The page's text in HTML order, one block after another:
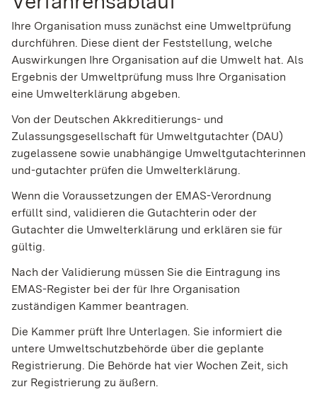
Ihre Organisation muss zunächst eine Umweltprüfung
durchführen. Diese dient der Feststellung, welche
Auswirkungen Ihre Organisation auf die Umwelt hat. Als
Ergebnis der Umweltprüfung muss Ihre Organisation
eine Umwelterklärung abgeben.
Von der Deutschen Akkreditierungs- und
Zulassungsgesellschaft für Umweltgutachter (DAU)
zugelassene sowie unabhängige Umweltgutachterinnen
und-gutachter prüfen die Umwelterklärung.
Wenn die Voraussetzungen der EMAS-Verordnung
erfüllt sind, validieren die Gutachterin oder der
Gutachter die Umwelterklärung und erklären sie für
gültig.
Nach der Validierung müssen Sie die Eintragung ins
EMAS-Register bei der für Ihre Organisation
zuständigen Kammer beantragen.
Die Kammer prüft Ihre Unterlagen. Sie informiert die
untere Umweltschutzbehörde über die geplante
Registrierung. Die Behörde hat vier Wochen Zeit, sich
zur Registrierung zu äußern.